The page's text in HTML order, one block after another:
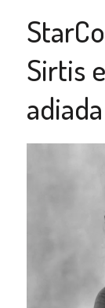
Sirtis
adiada